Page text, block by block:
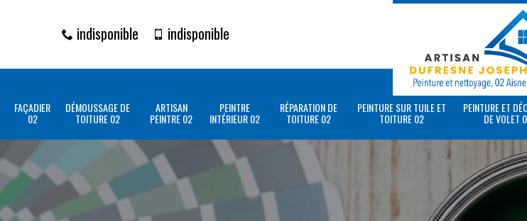
indisponible indisponible
FAÇADIER
02
DÉMOUSSAGE DE
TOITURE 02
ARTISAN
PEINTRE 02
PEINTRE
INTÉRIEUR 02
RÉPARATION DE
TOITURE 02
PEINTURE SUR TUILE ET
TOITURE 02
PEINTURE ET
DE VOLET